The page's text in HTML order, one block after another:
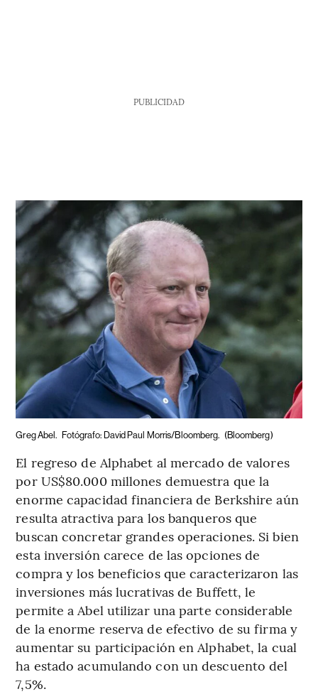
PUBLICIDAD
Greg Abel. Fotógrafo: David Paul Morris/Bloomberg. (Bloomberg)
El regreso de Alphabet al mercado de valores
por US$80.000 millones demuestra que la
enorme capacidad financiera de Berkshire aún
resulta atractiva para los banqueros que
buscan concretar grandes operaciones. Si bien
esta inversión carece de las opciones de
compra y los beneficios que caracterizaron las
inversiones más lucrativas de Buffett, le
permite a Abel utilizar una parte considerable
de la enorme reserva de efectivo de su firma y
aumentar su participación en Alphabet, la cual
ha estado acumulando con un descuento del
7,5%.